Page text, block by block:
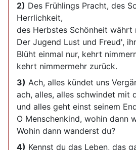
2) Des Frühlings Pracht, des
Herrlichkeit,
des Herbstes Schönheit währt
Der Jugend Lust und Freud',
Blüht einmal nur, kehrt
kehrt nimmermehr zurück.
3) Ach, alles kündet uns
ach, alles, alles schwindet mit
und alles geht einst seinem
O Menschenkind, wohin dann
Wohin dann wanderst du?
4) Kennst du das Leben, das